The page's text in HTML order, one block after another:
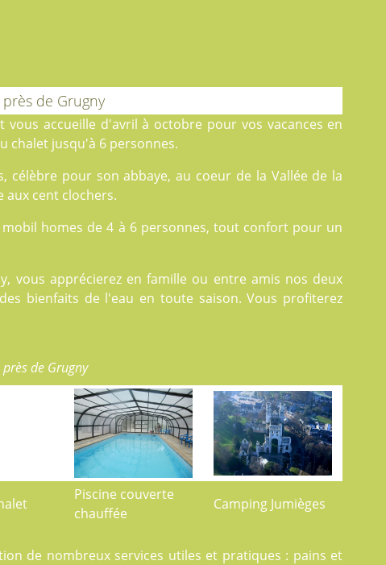
de Grugny
vous accueille d'avril à octobre pour vos vacances en
chalet jusqu'à 6 personnes.
célèbre pour son abbaye, au coeur de la Vallée de la
aux cent clochers.
mobil homes de 4 à 6 personnes, tout confort pour un
vous apprécierez en famille ou entre amis nos deux
bienfaits de l'eau en toute saison. Vous profiterez
de Grugny
Piscine couverte
chauffée
Camping Jumièges
de nombreux services utiles et pratiques : pains et